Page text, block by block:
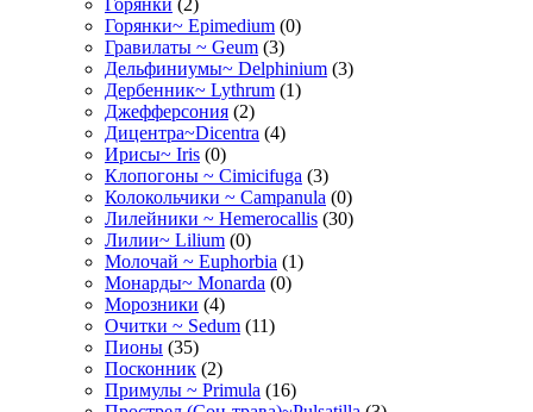
Горянки~ Epimedium (0)
Гравилаты ~ Geum (3)
Дельфиниумы~ Delphinium (3)
Дербенник~ Lythrum (1)
Джефферсония (2)
Дицентра~Dicentra (4)
Ирисы~ Iris (0)
Клопогоны ~ Cimicifuga (3)
Колокольчики ~ Campanula (0)
Лилейники ~ Hemerocallis (30)
Лилии~ Lilium (0)
Молочай ~ Euphorbia (1)
Монарды~ Monarda (0)
Морозники (4)
Очитки ~ Sedum (11)
Пионы (35)
Посконник (2)
Примулы ~ Primula (16)